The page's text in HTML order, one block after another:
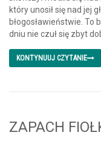
który unosił się nad jej
błogosławieństwie. To
dniu nie czuł się zbyt
KONTYNUUJ CZYTANIE
ZAPACH